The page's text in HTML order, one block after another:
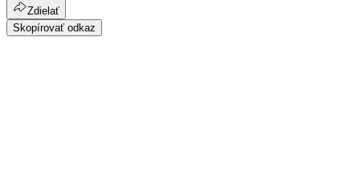
Zdielať
Skopírovať odkaz